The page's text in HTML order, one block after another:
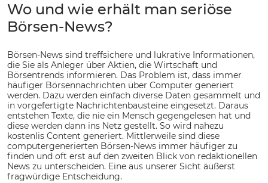
Wo und wie erhält man seriöse
Börsen-News?
Börsen-News sind treffsichere und lukrative Informationen,
die Sie als Anleger über Aktien, die Wirtschaft und
Börsentrends informieren. Das Problem ist, dass immer
häufiger Börsennachrichten über Computer generiert
werden. Dazu werden einfach diverse Daten gesammelt und
in vorgefertigte Nachrichtenbausteine eingesetzt. Daraus
entstehen Texte, die nie ein Mensch gegengelesen hat und
diese werden dann ins Netz gestellt. So wird nahezu
kostenlis Content generiert. Mittlerweile sind diese
computergenerierten Börsen-News immer häufiger zu
finden und oft erst auf den zweiten Blick von redaktionellen
News zu unterscheiden. Eine aus unserer Sicht äußerst
fragwürdige Entscheidung.